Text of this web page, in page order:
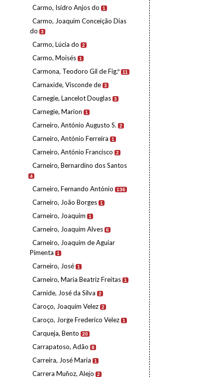
Carmo, Isidro Anjos do 1
Carmo, Joaquim Conceição Dias
do
3
Carmo, Lúcia do 2
Carmo, Moisés 1
Carmona, Teodoro Gil de Fig.º 11
Carnaxide, Visconde de 3
Carnegie, Lancelot Douglas 3
Carnegie, Marion 1
Carneiro, António Augusto S. 2
Carneiro, António Ferreira 1
Carneiro, António Francisco 2
Carneiro, Bernardino dos Santos
4
Carneiro, Fernando António 136
Carneiro, João Borges 1
Carneiro, Joaquim 1
Carneiro, Joaquim Alves 6
Carneiro, Joaquim de Aguiar
Pimenta
1
Carneiro, José 1
Carneiro, Maria Beatriz Freitas 1
Carnide, José da Silva 2
Caroço, Joaquim Velez 2
Caroço, Jorge Frederico Velez 1
Carqueja, Bento 20
Carrapatoso, Adão 8
Carreira, José Maria 1
Carrera Muñoz, Alejo 2